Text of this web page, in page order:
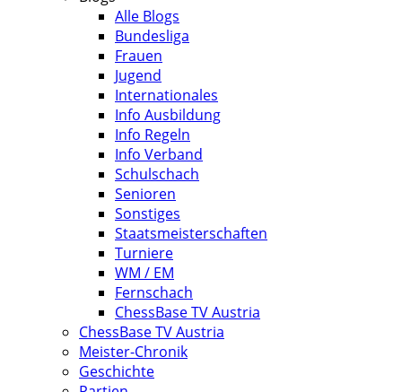
Alle Blogs
Bundesliga
Frauen
Jugend
Internationales
Info Ausbildung
Info Regeln
Info Verband
Schulschach
Senioren
Sonstiges
Staatsmeisterschaften
Turniere
WM / EM
Fernschach
ChessBase TV Austria
ChessBase TV Austria
Meister-Chronik
Geschichte